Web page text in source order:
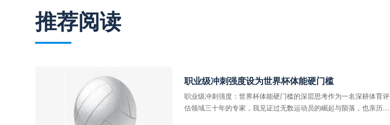
推荐阅读
职业级冲刺强度设为世界杯体能硬门槛
职业级冲刺强度：世界杯体能硬门槛的深层思考作为一名深耕体育评
估领域三十年的专家，我见证过无数运动员的崛起与陨落，也亲历了